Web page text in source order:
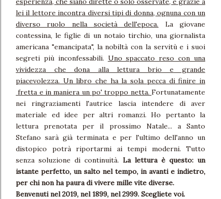
lei il lettore incontra diversi tipi di donna, ognuna con un
diverso ruolo nella società dell'epoca. La giovane
contessina, le figlie di un notaio tirchio, una giornalista
americana "emancipata", la nobiltà con la servitù e i suoi
segreti più inconfessabili. Uno spaccato reso con una
vividezza che dona alla lettura brio e grande
piacevolezza. Un libro che ha la sola pecca di finire in
fretta e in maniera un po' troppo netta. Fortunatamente
nei ringraziamenti l'autrice lascia intendere di aver
materiale ed idee per altri romanzi. Ho pertanto la
lettura prenotata per il prossimo Natale... a Santo
Stefano sarà già terminata e per l'ultimo dell'anno un
distopico potrà riportarmi ai tempi moderni. Tutto
senza soluzione di continuità. La lettura è questo: un
istante perfetto, un salto nel tempo, in avanti e indietro,
per chi non ha paura di vivere mille vite diverse.
Benvenuti nel 2019, nel 1899, nel 2999. Scegliete voi.